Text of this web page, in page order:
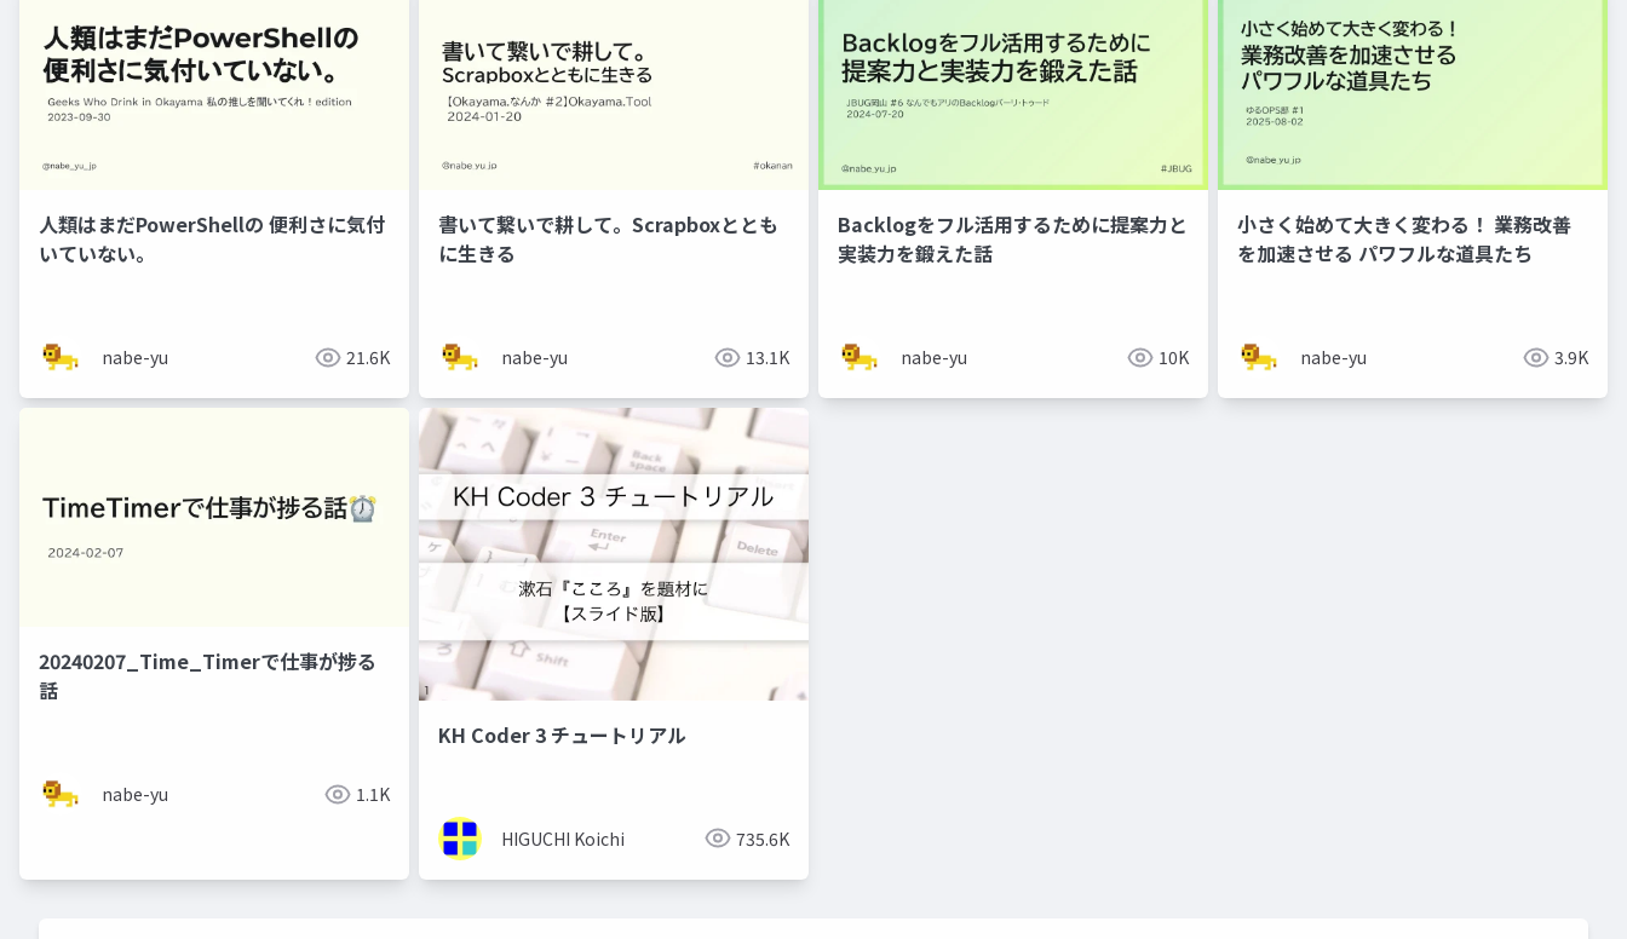
人類はまだPowerShellの 便利さに気付
いていない。
nabe-yu 21.6K
書いて繋いで耕して。Scrapboxととも
に生きる
nabe-yu 13.1K
Backlogをフル活用するために提案力と
実装力を鍛えた話
nabe-yu 10K
小さく始めて大きく変わる！ 業務改善
を加速させる パワフルな道具たち
nabe-yu 3.9K
20240207_Time_Timerで仕事が捗る
話
nabe-yu 1.1K
KH Coder 3 チュートリアル
HIGUCHI Koichi 735.6K